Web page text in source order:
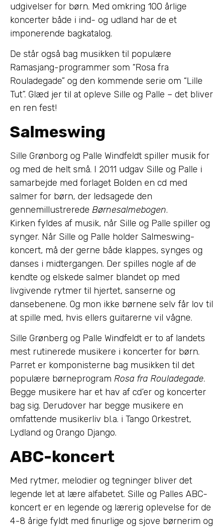
udgivelser for børn. Med omkring 100 årlige
koncerter både i ind- og udland har de et
imponerende bagkatalog.
De står også bag musikken til populære
Ramasjang-programmer som “Rosa fra
Rouladegade” og den kommende serie om “Lille
Tut”. Glæd jer til at opleve Sille og Palle – det bliver
en ren fest!
Salmeswing
Sille Grønborg og Palle Windfeldt spiller musik for
og med de helt små. I 2011 udgav Sille og Palle i
samarbejde med forlaget Bolden en cd med
salmer for børn, der ledsagede den
gennemillustrerede Børnesalmebogen.
Kirken fyldes af musik, når Sille og Palle spiller og
synger. Når Sille og Palle holder Salmeswing-
koncert, må der gerne både klappes, synges og
danses i midtergangen. Der spilles nogle af de
kendte og elskede salmer blandet op med
livgivende rytmer til hjertet, sanserne og
dansebenene. Og mon ikke børnene selv får lov til
at spille med, hvis ellers guitarerne vil vågne.
Sille Grønberg og Palle Windfeldt er to af landets
mest rutinerede musikere i koncerter for børn.
Parret er komponisterne bag musikken til det
populære børneprogram Rosa fra Rouladegade.
Begge musikere har et hav af cd’er og koncerter
bag sig. Derudover har begge musikere en
omfattende musikerliv bl.a. i Tango Orkestret,
Lydland og Orango Django.
ABC-koncert
Med rytmer, melodier og tegninger bliver det
legende let at lære alfabetet. Sille og Palles ABC-
koncert er en legende og lærerig oplevelse for de
4-8 årige fyldt med finurlige og sjove børnerim og